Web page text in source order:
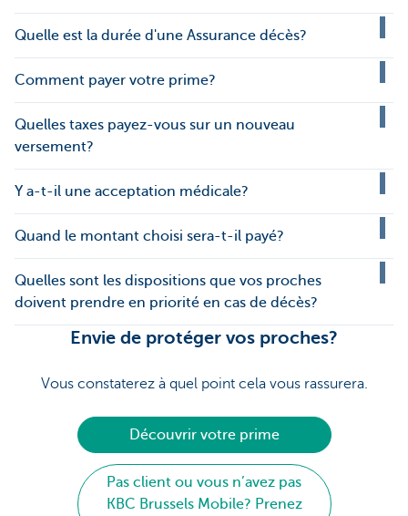
Quelle est la durée d'une Assurance décès?
Comment payer votre prime?
Quelles taxes payez-vous sur un nouveau
versement?
Y a-t-il une acceptation médicale?
Quand le montant choisi sera-t-il payé?
Quelles sont les dispositions que vos proches
doivent prendre en priorité en cas de décès?
Envie de protéger vos proches?
Vous constaterez à quel point cela vous rassurera.
Découvrir votre prime
Pas client ou vous n’avez pas
KBC Brussels Mobile? Prenez